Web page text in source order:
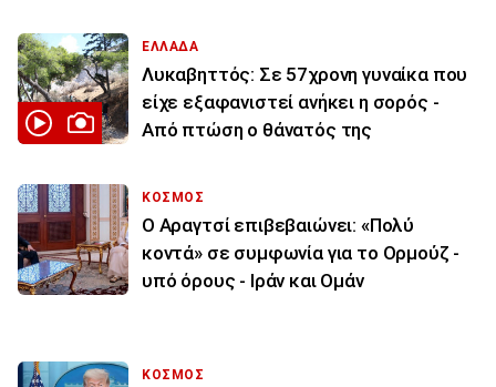
ΕΛΛΑΔΑ
Λυκαβηττός: Σε 57χρονη γυναίκα που
είχε εξαφανιστεί ανήκει η σορός -
Από πτώση ο θάνατός της
ΚΟΣΜΟΣ
Ο Αραγτσί επιβεβαιώνει: «Πολύ
κοντά» σε συμφωνία για το Ορμούζ -
υπό όρους - Ιράν και Ομάν
ΚΟΣΜΟΣ